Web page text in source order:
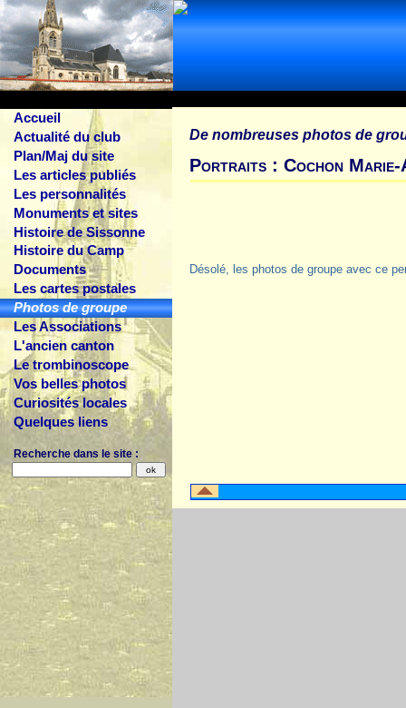
Accueil
Actualité du club
Plan/Maj du site
Les articles publiés
Les personnalités
Monuments et sites
Histoire de Sissonne
Histoire du Camp
Documents
Les cartes postales
Photos de groupe
Les Associations
L'ancien canton
Le trombinoscope
Vos belles photos
Curiosités locales
Quelques liens
Recherche dans le site :
De nombreuses photos de
Portraits : Cochon Marie-
Désolé, les photos de groupe avec ce